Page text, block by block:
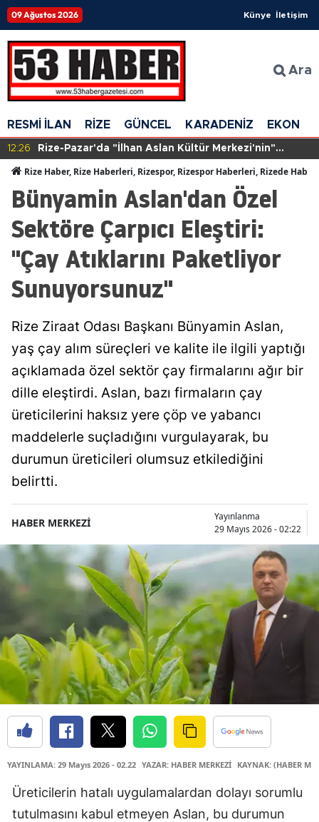
09 Ağustos 2026 Künye İletişim
Ara
RESMİ İLAN RİZE GÜNCEL KARADENİZ
12:26
Rize-Pazar'da "İlhan Aslan Kültür Merkezi'nin"
Rize Haber, Rize Haberleri, Rizespor, Rizespor Haberleri, Rizede
Bünyamin Aslan'dan Özel
Sektöre Çarpıcı Eleştiri:
"Çay Atıklarını Paketliyor
Sunuyorsunuz"
Rize Ziraat Odası Başkanı Bünyamin Aslan,
yaş çay alım süreçleri ve kalite ile ilgili yaptığı
açıklamada özel sektör çay firmalarını ağır bir
dille eleştirdi. Aslan, bazı firmaların çay
üreticilerini haksız yere çöp ve yabancı
maddelerle suçladığını vurgulayarak, bu
durumun üreticileri olumsuz etkilediğini
belirtti.
HABER MERKEZİ
Yayınlanma
29 Mayıs 2026 - 02:22
YAYINLAMA: 29 Mayıs 2026 - 02.22 YAZAR: HABER MERKEZİ KAYNAK: (HABER
Üreticilerin hatalı uygulamalardan dolayı sorumlu
tutulmasını kabul etmeyen Aslan, bu durumun